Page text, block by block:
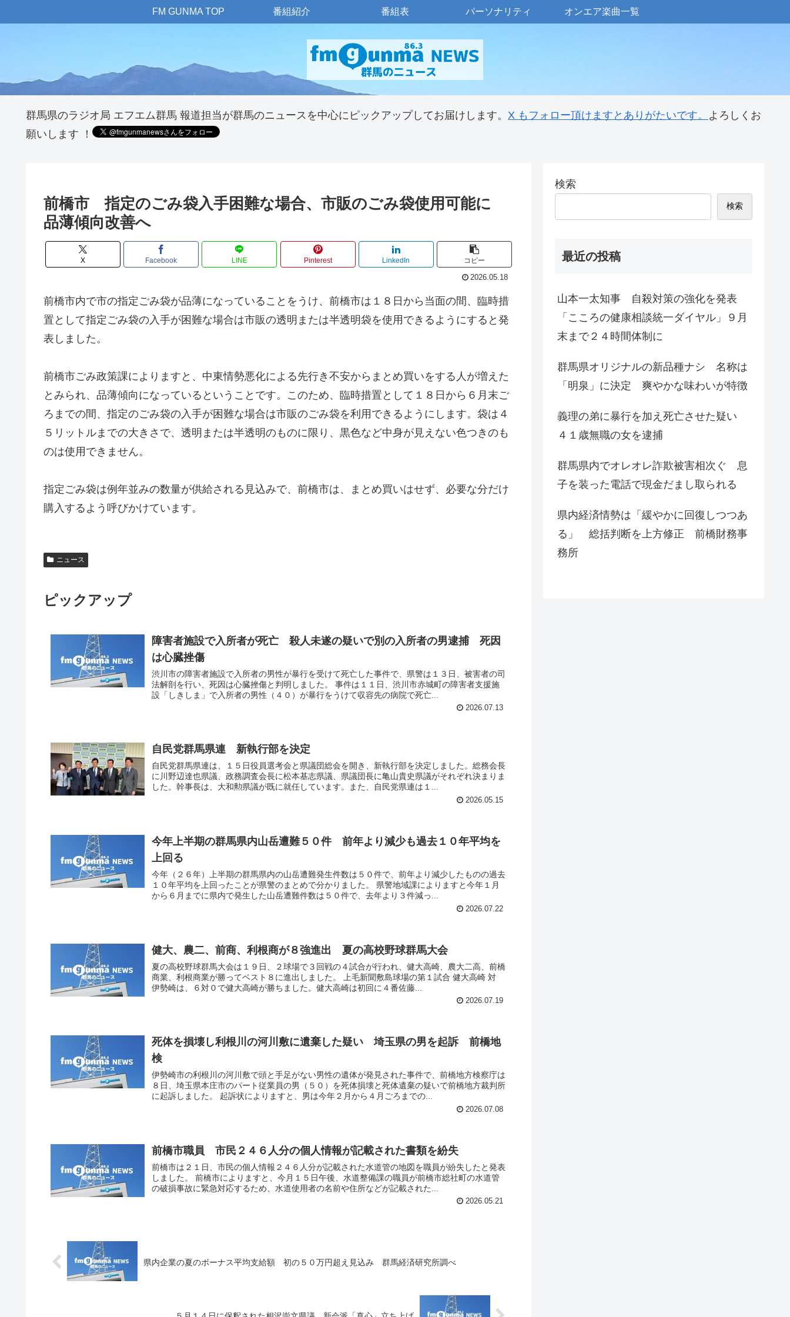
FM GUNMA TOP 番組紹介 番組表 パーソナリティ オンエア楽曲一覧
群馬県のラジオ局 エフエム群馬 報道担当が群馬のニュースを中心にピックアップしてお届けします。 X もフォロー頂けますとありがたいです。 よろしくお
願いします ！
前橋市 指定のごみ袋入手困難な場合、市販のごみ袋使用可能に
品薄傾向改善へ
X Facebook LINE Pinterest LinkedIn コピー
2026.05.18
前橋市内で市の指定ごみ袋が品薄になっていることをうけ、前橋市は１８日から当面の間、臨時措
置として指定ごみ袋の入手が困難な場合は市販の透明または半透明袋を使用できるようにすると発
表しました。
前橋市ごみ政策課によりますと、中東情勢悪化による先行き不安からまとめ買いをする人が増えた
とみられ、品薄傾向になっているということです。このため、臨時措置として１８日から６月末ご
ろまでの間、指定のごみ袋の入手が困難な場合は市販のごみ袋を利用できるようにします。袋は４
５リットルまでの大きさで、透明または半透明のものに限り、黒色など中身が見えない色つきのも
のは使用できません。
指定ごみ袋は例年並みの数量が供給される見込みで、前橋市は、まとめ買いはせず、必要な分だけ
購入するよう呼びかけています。
ニュース
ピックアップ
障害者施設で入所者が死亡 殺人未遂の疑いで別の入所者の男逮捕 死因
は心臓挫傷
渋川市の障害者施設で入所者の男性が暴行を受けて死亡した事件で、県警は１３日、被害者の司
法解剖を行い、死因は心臓挫傷と判明しました。 事件は１１日、渋川市赤城町の障害者支援施
設「しきしま」で入所者の男性（４０）が暴行をうけて収容先の病院で死亡...
2026.07.13
自民党群馬県連 新執行部を決定
自民党群馬県連は、１５日役員選考会と県議団総会を開き、新執行部を決定しました。総務会長
に川野辺達也県議、政務調査会長に松本基志県議、県議団長に亀山貴史県議がそれぞれ決まりま
した。幹事長は、大和勲県議が既に就任しています。また、自民党県連は１...
2026.05.15
今年上半期の群馬県内山岳遭難５０件 前年より減少も過去１０年平均を
上回る
今年（２６年）上半期の群馬県内の山岳遭難発生件数は５０件で、前年より減少したものの過去
１０年平均を上回ったことが県警のまとめで分かりました。 県警地域課によりますと今年１月
から６月までに県内で発生した山岳遭難件数は５０件で、去年より３件減っ...
2026.07.22
健大、農二、前商、利根商が８強進出 夏の高校野球群馬大会
夏の高校野球群馬大会は１９日、２球場で３回戦の４試合が行われ、健大高崎、農大二高、前橋
商業、利根商業が勝ってベスト８に進出しました。 上毛新聞敷島球場の第１試合 健大高崎 対
伊勢崎は、６対０で健大高崎が勝ちました。健大高崎は初回に４番佐藤...
2026.07.19
死体を損壊し利根川の河川敷に遺棄した疑い 埼玉県の男を起訴 前橋地
検
伊勢崎市の利根川の河川敷で頭と手足がない男性の遺体が発見された事件で、前橋地方検察庁は
８日、埼玉県本庄市のパート従業員の男（５０）を死体損壊と死体遺棄の疑いで前橋地方裁判所
に起訴しました。 起訴状によりますと、男は今年２月から４月ごろまでの...
2026.07.08
前橋市職員 市民２４６人分の個人情報が記載された書類を紛失
前橋市は２１日、市民の個人情報２４６人分が記載された水道管の地図を職員が紛失したと発表
しました。 前橋市によりますと、今月１５日午後、水道整備課の職員が前橋市総社町の水道管
の破損事故に緊急対応するため、水道使用者の名前や住所などが記載された...
2026.05.21
県内企業の夏のボーナス平均支給額 初の５０万円超え見込み 群馬経済研究所調べ
検索
検索
最近の投稿
山本一太知事 自殺対策の強化を発表
「こころの健康相談統一ダイヤル」９月
末まで２４時間体制に
群馬県オリジナルの新品種ナシ 名称は
「明泉」に決定 爽やかな味わいが特徴
義理の弟に暴行を加え死亡させた疑い
４１歳無職の女を逮捕
群馬県内でオレオレ詐欺被害相次ぐ 息
子を装った電話で現金だまし取られる
県内経済情勢は「緩やかに回復しつつあ
る」 総括判断を上方修正 前橋財務事
務所